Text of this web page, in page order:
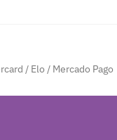
/ Elo / Mercado Pago